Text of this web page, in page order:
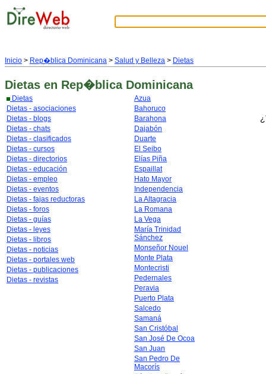
Inicio > Rep�blica Dominicana > Salud y Belleza > Dietas
Dietas en Rep�blica Dominicana
Dietas
Dietas - asociaciones
Dietas - blogs
Dietas - chats
Dietas - clasificados
Dietas - cursos
Dietas - directorios
Dietas - educación
Dietas - empleo
Dietas - eventos
Dietas - fajas reductoras
Dietas - foros
Dietas - guías
Dietas - leyes
Dietas - libros
Dietas - noticias
Dietas - portales web
Dietas - publicaciones
Dietas - revistas
Azua
Bahoruco
Barahona
Dajabón
Duarte
El Seibo
Elías Piña
Espaillat
Hato Mayor
Independencia
La Altagracia
La Romana
La Vega
María Trinidad
Sánchez
Monseñor Nouel
Monte Plata
Montecristi
Pedernales
Peravia
Puerto Plata
Salcedo
Samaná
San Cristóbal
San José De Ocoa
San Juan
San Pedro De
Macorís